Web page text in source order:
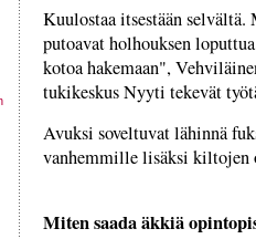
Kuulostaa itsestään
putoavat holhouksen
kotoa hakemaan",
tukikeskus Nyyti tekevät
Avuksi soveltuvat lähinnä
vanhemmille lisäksi kiltojen
Miten saada äkkiä